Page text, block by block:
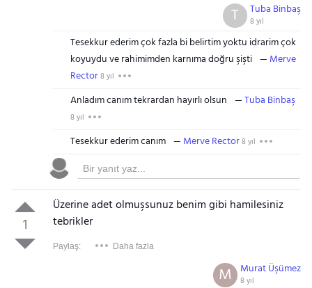
Tuba Binbaş
8 yıl
T
Tesekkur ederim çok fazla bi belirtim yoktu idrarim çok
koyuydu ve rahimimden karnıma doğru şişti
Merve
Rector8 yıl
Anladım canım tekrardan hayırlı olsun Tuba Binbaş
8 yıl
Tesekkur ederim canım Merve Rector8 yıl
1
Üzerine adet olmuşsunuz benim gibi hamilesiniz
tebrikler
Paylaş: Daha fazla
Murat Üşümez
8 yıl
M